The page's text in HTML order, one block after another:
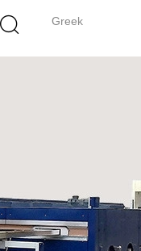
Greek